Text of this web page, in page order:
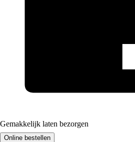
Gemakkelijk laten bezorgen
Online bestellen